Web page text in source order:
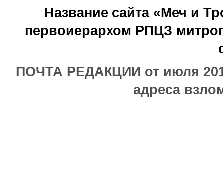
Название сайта «Меч и
первоиерархом РПЦЗ
ПОЧТА РЕДАКЦИИ от июля
адреса